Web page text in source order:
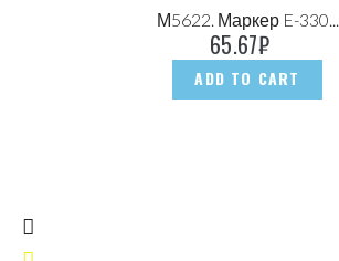
М5622. Маркер E-330...
65.67₽
ADD TO CART